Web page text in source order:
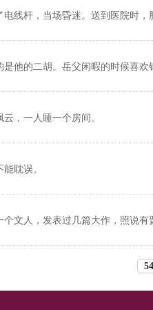
线杆，当场昏迷。送到医院时，
他的二胡。岳父闲暇的时候喜欢
，一人睡一个房间。
耽误。
文人，发表过几篇大作，照说有